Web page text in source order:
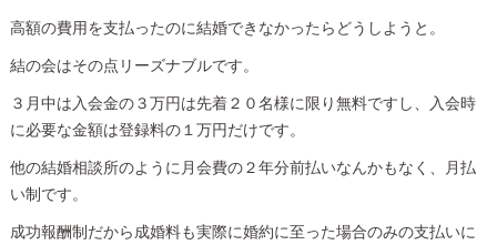
高額の費用を支払ったのに結婚できなかったらどうしようと。
結の会はその点リーズナブルです。
３月中は入会金の３万円は先着２０名様に限り無料ですし、入会時
に必要な金額は登録料の１万円だけです。
他の結婚相談所のように月会費の２年分前払いなんかもなく、月払
い制です。
成功報酬制だから成婚料も実際に婚約に至った場合のみの支払いに